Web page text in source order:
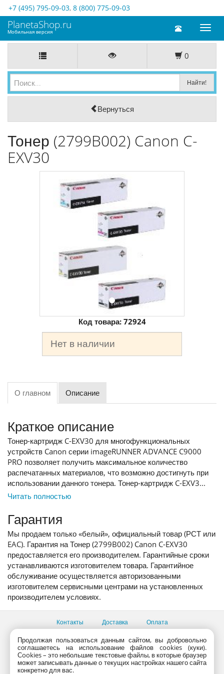
+7 (495) 795-09-03, 8 (800) 775-09-03
Toggle
PlanetaShop.ru
Мобильная версия
0
Вернуться
Тонер (2799B002) Canon C-
EXV30
Код товара: 72924
Нет в наличии
О главном Описание
Краткое описание
Тонер-картридж C-EXV30 для многофункциональных
устройств Canon серии imageRUNNER ADVANCE C9000
PRO позволяет получить максимальное количество
распечатанных материалов, что возможно достигнуть при
использовании данного тонера. Тонер-картридж C-EXV3...
Читать полностью
Гарантия
Мы продаем только «белый», официальный товар (РСТ или
EAC). Гарантия на Тонер (2799B002) Canon C-EXV30
предоставляется его производителем. Гарантийные сроки
устанавливаются изготовителем товара. Гарантийное
обслуживание осуществляется авторизованными
изготовителем сервисными центрами на установленных
производителем условиях.
Контакты Доставка Оплата
Все пункты выдачи
Консультации продавцов по телефону:+7 (495) 795-09-03,
+7 (800) 775-09-03
PlanetaShop.ru © 2000 - 2017 | Все права защищены
Продолжая пользоваться данным сайтом, вы добровольно
соглашаетесь на использование файлов cookies (куки).
Сookies – это небольшие текстовые файлы, в которые браузер
может записывать данные о текущих настройках нашего сайта
конкретно для вас.